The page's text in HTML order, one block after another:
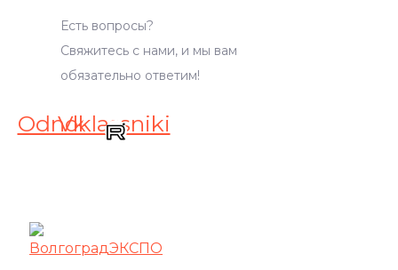
Есть вопросы?
Свяжитесь с нами, и мы вам
обязательно ответим!
Vk
Odnoklassniki